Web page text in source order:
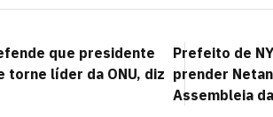
que presidente
torne líder da ONU, diz
Prefeito de
prender
Assembleia